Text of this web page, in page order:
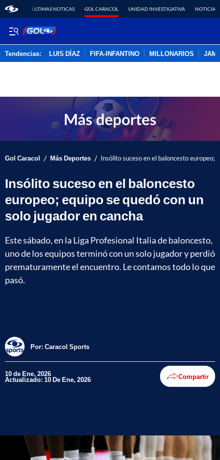
ÚLTIMAS NOTICAS GOL CARACOL UNIDAD INVESTIGATIVA NOTICIAS
Tendencias: LUIS DÍAZ FIFA-INFANTINO MILLONARIOS
Gol Caracol / Más Deportes / Insólito suceso en el baloncesto europeo;
Insólito suceso en el baloncesto
europeo; equipo se quedó con un
solo jugador en cancha
Este sábado, en la Liga Profesional Italia de baloncesto,
uno de los equipos terminó con un solo jugador y perdió
prematuramente el encuentro. Le contamos todo lo que
pasó.
Por: Caracol Sports
10 de Ene, 2026
Actualizado: 10 De Ene, 2026 Compartir